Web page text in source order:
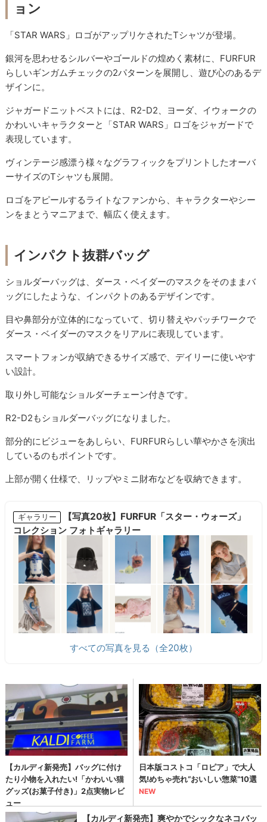
ョン
「STAR WARS」ロゴがアップリケされたTシャツが登場。
銀河を思わせるシルバーやゴールドの煌めく素材に、FURFUR
らしいギンガムチェックの2パターンを展開し、遊び心のあるデ
ザインに。
ジャガードニットベストには、R2-D2、ヨーダ、イウォークの
かわいいキャラクターと「STAR WARS」ロゴをジャガードで
表現しています。
ヴィンテージ感漂う様々なグラフィックをプリントしたオーバ
ーサイズのTシャツも展開。
ロゴをアピールするライトなファンから、キャラクターやシー
ンをまとうマニアまで、幅広く使えます。
インパクト抜群バッグ
ショルダーバッグは、ダース・ベイダーのマスクをそのままバ
ッグにしたような、インパクトのあるデザインです。
目や鼻部分が立体的になっていて、切り替えやパッチワークで
ダース・ベイダーのマスクをリアルに表現しています。
スマートフォンが収納できるサイズ感で、デイリーに使いやす
い設計。
取り外し可能なショルダーチェーン付きです。
R2-D2もショルダーバッグになりました。
部分的にビジューをあしらい、FURFURらしい華やかさを演出
しているのもポイントです。
上部が開く仕様で、リップやミニ財布などを収納できます。
ギャラリー
【写真20枚】FURFUR「スター・ウォーズ」
コレクション フォトギャラリー
すべての写真を見る（全20枚）